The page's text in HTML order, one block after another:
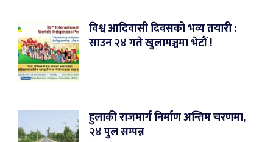
विश्व आदिवासी दिवसको भव्य तयारी :
साउन २४ गते खुलामञ्चमा भेटौं !
हुलाकी राजमार्ग निर्माण अन्तिम चरणमा,
२४ पुल सम्पन्न